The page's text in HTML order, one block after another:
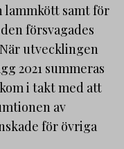
lammkött samt för
försvagades
utvecklingen
2021 summeras
i takt med att
av
för övriga